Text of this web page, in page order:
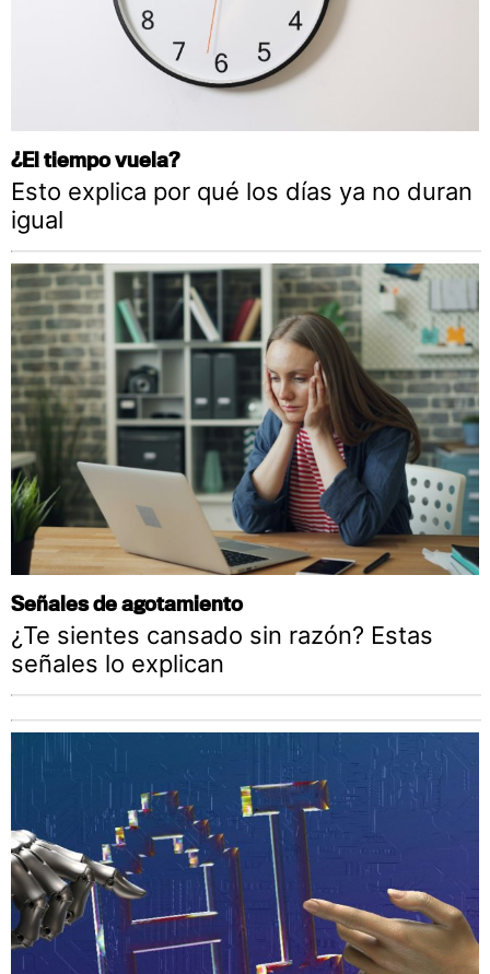
¿El tiempo vuela?
Esto explica por qué los días ya no duran
igual
Señales de agotamiento
¿Te sientes cansado sin razón? Estas
señales lo explican